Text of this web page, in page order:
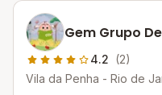
Gem Grupo
4.2 (2)
Vila da Penha - Rio de